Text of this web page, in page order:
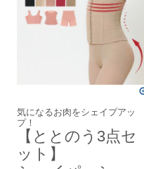
気になるお肉をシェイプアッ
プ！
【ととのう3点セ
ット】